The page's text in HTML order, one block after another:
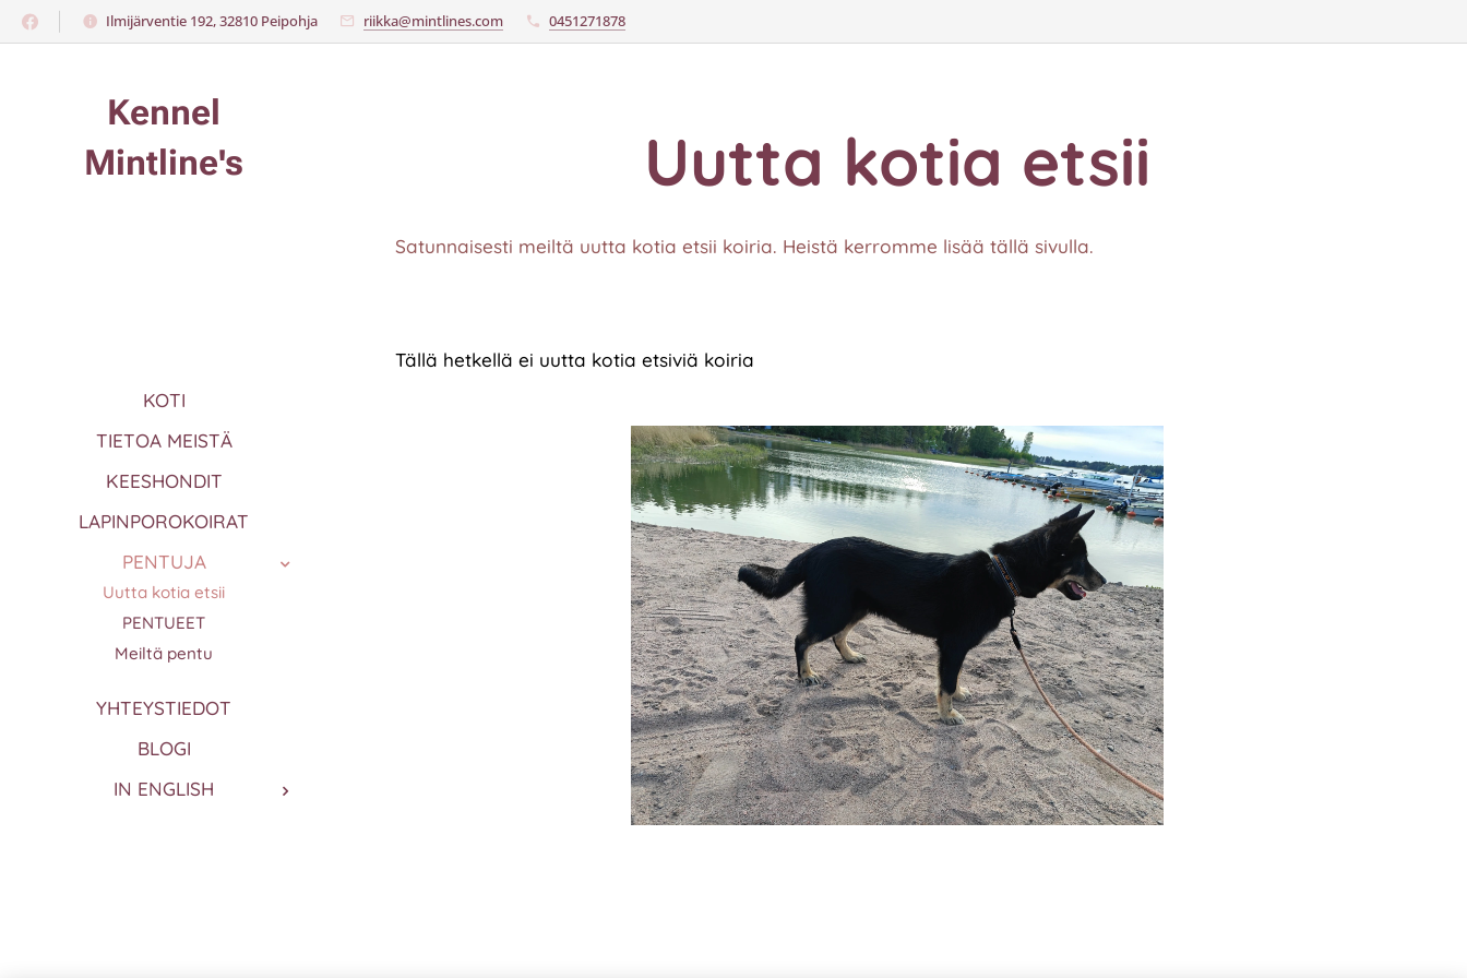
Ilmijärventie 192, 32810 Peipohja​ riikka@mintlines.com 0451271878
Kennel
Mintline's
KOTI
TIETOA MEISTÄ
KEESHONDIT
LAPINPOROKOIRAT
PENTUJA
Uutta kotia etsii
PENTUEET
Meiltä pentu
YHTEYSTIEDOT
BLOGI
IN ENGLISH
Uutta kotia etsii
Satunnaisesti meiltä uutta kotia etsii koiria. Heistä kerromme lisää tällä sivulla.
Tällä hetkellä ei uutta kotia etsiviä koiria